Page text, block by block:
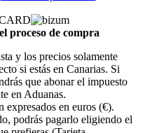
proceso de compra
y los precios solamente
si estás en Canarias. Si
que abonar el impuesto
en Aduanas.
expresados en euros (€).
podrás pagarlo eligiendo el